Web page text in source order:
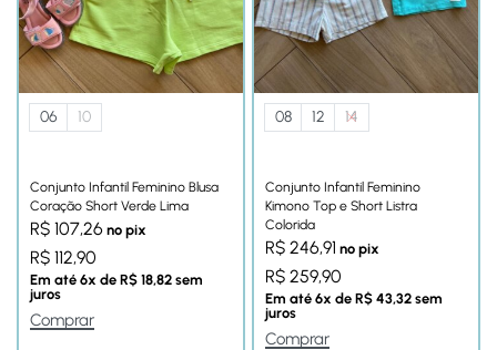
06 10
Conjunto Infantil Feminino Blusa
Coração Short Verde Lima
R$ 107,26 no pix
R$ 112,90
Em até 6x de R$ 18,82 sem
juros
Comprar
08 12 14
Conjunto Infantil Feminino
Kimono Top e Short Listra
Colorida
R$ 246,91 no pix
R$ 259,90
Em até 6x de R$ 43,32 sem
juros
Comprar